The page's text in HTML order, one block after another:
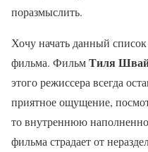
поразмыслить.
Хочу начать данный
фильма. ФильмТиля
этого режиссера всегда
приятное ощущение,
то внутреннюю
фильма страдает от